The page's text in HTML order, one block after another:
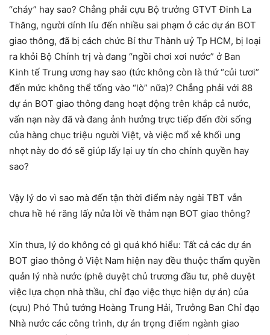
“cháy” hay sao? Chẳng phải cựu Bộ trưởng GTVT Đinh La
Thăng, người dính líu đến nhiều sai phạm ở các dự án BOT
giao thông, đã bị cách chức Bí thư Thành uỷ Tp HCM, bị loại
ra khỏi Bộ Chính trị và đang “ngồi chơi xơi nước” ở Ban
Kinh tế Trung ương hay sao (tức không còn là thứ “củi tươi”
đến mức không thể tống vào “lò” nữa)? Chẳng phải với 88
dự án BOT giao thông đang hoạt động trên khắp cả nước,
vấn nạn này đã và đang ảnh hưởng trực tiếp đến đời sống
của hàng chục triệu người Việt, và việc mổ xẻ khối ung
nhọt này do đó sẽ giúp lấy lại uy tín cho chính quyền hay
sao?
Vậy lý do vì sao mà đến tận thời điểm này ngài TBT vẫn
chưa hề hé răng lấy nửa lời về thảm nạn BOT giao thông?
Xin thưa, lý do không có gì quá khó hiểu: Tất cả các dự án
BOT giao thông ở Việt Nam hiện nay đều thuộc thẩm quyền
quản lý nhà nước (phê duyệt chủ trương đầu tư, phê duyệt
việc lựa chọn nhà thầu, chỉ đạo việc thực hiện dự án) của
(cựu) Phó Thủ tướng Hoàng Trung Hải, Trưởng Ban Chỉ đạo
Nhà nước các công trình, dự án trọng điểm ngành giao